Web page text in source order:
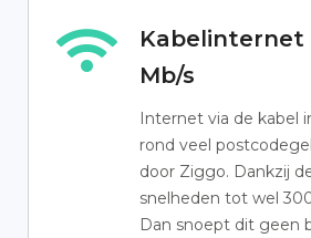
Kabelinternet
Mb/s
Internet via de kabel
rond veel
door Ziggo. Dankzij
snelheden tot wel
Dan snoept dit geen